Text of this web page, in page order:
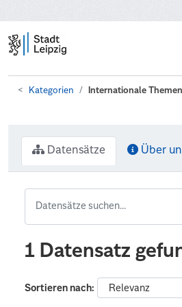
Kategorien Internationale Themen
Datensätze Über
1 Datensatz
Sortieren nach